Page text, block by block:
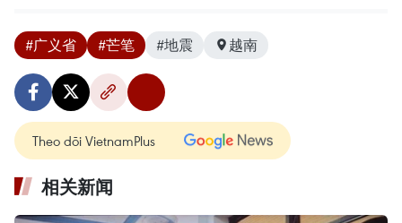
#广义省 #芒笔 #地震 越南
Theo dõi VietnamPlus
相关新闻